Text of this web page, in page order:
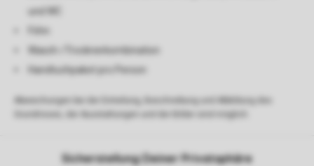
und WC
Wasch-/Trocknerkombination
Handtuchpaket pro Person
Sicherstellung Deiner Privatsphäre